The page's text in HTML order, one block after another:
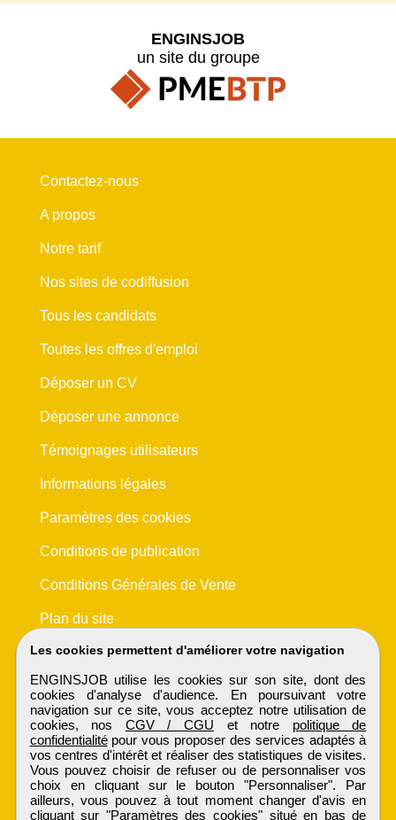
Les cookies permettent d'améliorer votre navigation
ENGINSJOB utilise les cookies sur son site, dont des
cookies d'analyse d'audience. En poursuivant votre
navigation sur ce site, vous acceptez notre utilisation de
cookies, nos CGV / CGU et notre politique de
confidentialitépour vous proposer des services adaptés à
vos centres d'intérêt et réaliser des statistiques de visites.
Vous pouvez choisir de refuser ou de personnaliser vos
choix en cliquant sur le bouton "Personnaliser". Par
ailleurs, vous pouvez à tout moment changer d'avis en
cliquant sur "Paramètres des cookies" situé en bas de
ENGINSJOB
un site du groupe
Contactez-nous
A propos
Notre tarif
Nos sites de codiffusion
Tous les candidats
Toutes les offres d'emploi
Déposer un CV
Déposer une annonce
Témoignages utilisateurs
Informations légales
Paramètres des cookies
Conditions de publication
Conditions Générales de Vente
Plan du site